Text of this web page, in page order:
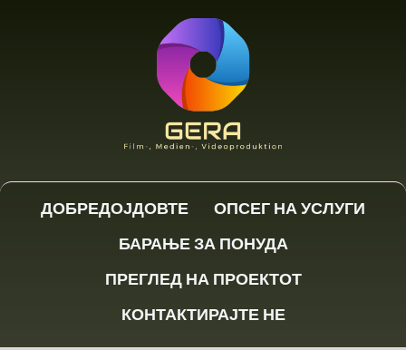
ДОБРЕДОЈДОВТЕ
ОПСЕГ НА УСЛУГИ
БАРАЊЕ ЗА ПОНУДА
ПРЕГЛЕД НА ПРОЕКТОТ
КОНТАКТИРАЈТЕ НЕ